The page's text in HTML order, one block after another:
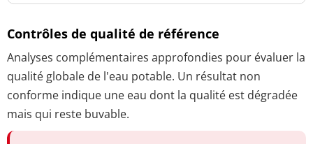
Contrôles de qualité de référence
Analyses complémentaires approfondies pour évaluer la
qualité globale de l'eau potable. Un résultat non
conforme indique une eau dont la qualité est dégradée
mais qui reste buvable.